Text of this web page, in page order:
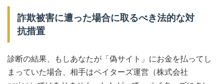
詐欺被害に遭った場合に取るべき法的な対
抗措置
診断の結果、もしあなたが「偽サイト」にお金を払ってし
まっていた場合、相手はペイターズ運営（株式会社